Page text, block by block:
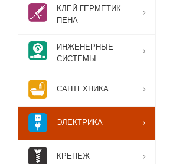
КЛЕЙ ГЕРМЕТИК
ПЕНА
ИНЖЕНЕРНЫЕ
СИСТЕМЫ
САНТЕХНИКА
ЭЛЕКТРИКА
КРЕПЕЖ